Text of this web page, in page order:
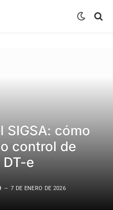
SIGSA: cómo
control de
e
7 DE ENERO DE 2026